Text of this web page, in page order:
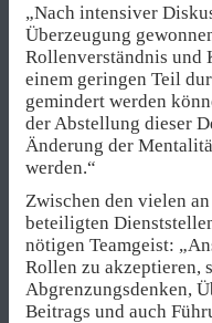
„Nach intensiver
Überzeugung
Rollenverständnis und
einem geringen Teil
gemindert werden
der Abstellung dieser
Änderung der
werden.“
Zwischen den vielen
beteiligten
nötigen Teamgeist:
Rollen zu akzeptieren,
Abgrenzungsdenken,
Beitrags und auch